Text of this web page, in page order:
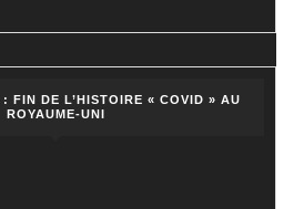
FIN DE L’HISTOIRE « COVID » AU
ROYAUME-UNI